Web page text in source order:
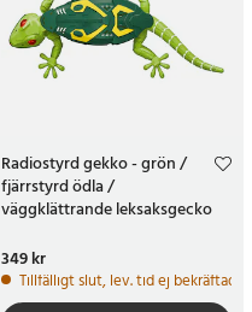
Radiostyrd gekko - grön /
fjärrstyrd ödla /
väggklättrande leksaksgecko
Pris:349 kr
349 kr
Tillfälligt slut, lev. tid ej bekräftad.